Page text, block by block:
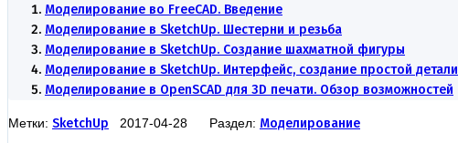
Моделирование во FreeCAD. Введение
Моделирование в SketchUp. Шестерни и резьба
Моделирование в SketchUp. Создание шахматной фигуры
Моделирование в SketchUp. Интерфейс, создание простой детали
Моделирование в OpenSCAD для 3D печати. Обзор возможностей
Метки: SketchUp 2017-04-28 Раздел: Моделирование